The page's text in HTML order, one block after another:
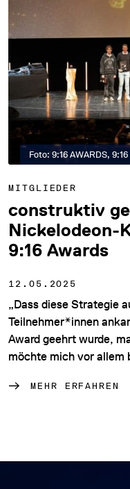
Foto: 9:16 AWARDS,
MITGLIEDER
construktiv
Nickelodeon-
9:16 Awards
12.05.2025
„Dass diese Strategie
Teilnehmer*innen
Award geehrt wurde,
möchte mich vor allem
MEHR ERFAHREN